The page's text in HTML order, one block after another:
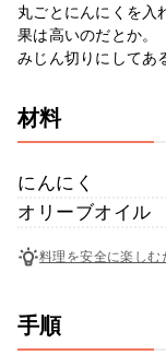
丸ごとにんにくを入
果は高いのだとか。
みじん切りにしてあ
材料
にんにく
オリーブオイル
料理を安全に楽しむ
手順